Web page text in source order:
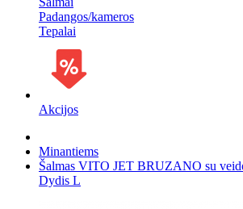
Padangos/kameros
Tepalai
Akcijos
Minantiems
Šalmas VITO JET BRUZANO su
Dydis L